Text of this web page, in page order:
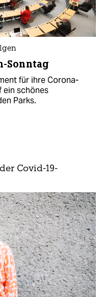
Sonntag
für ihre Corona-
ein schönes
Parks.
Covid-19-